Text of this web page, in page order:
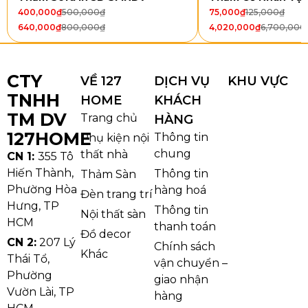
mạnh và giúp không gian trở nên ấm áp hơn.
500,000₫
400,000₫
800,000₫
640,000₫
125,000₫
75,000₫
6,700,000
4,020,000₫
CTY
TNHH
TM DV
127HOME
CN 1: 355 Tô
Hiến Thành,
Phường Hòa
Hưng, TP
HCM
CN 2: 207 Lý
Thái Tổ,
Phường
Vườn Lài, TP
VỀ 127
HOME
Trang chủ
Phụ kiện nội
thất nhà
Thảm Sàn
Đèn trang trí
Nội thất sàn
Đồ decor
Khác
DỊCH VỤ
KHÁCH
HÀNG
Thông tin
chung
Thông tin
hàng hoá
Thông tin
thanh toán
Chính sách
vận chuyển –
giao nhận
hàng
KHU VỰC